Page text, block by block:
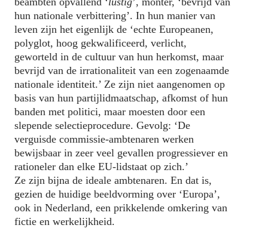
hun nationale verbittering’. In hun manier van
leven zijn het eigenlijk de ‘echte Europeanen,
polyglot, hoog gekwalificeerd, verlicht,
geworteld in de cultuur van hun herkomst, maar
bevrijd van de irrationaliteit van een zogenaamde
nationale identiteit.’ Ze zijn niet aangenomen op
basis van hun partijlidmaatschap, afkomst of hun
banden met politici, maar moesten door een
slepende selectieprocedure. Gevolg: ‘De
verguisde commissie-ambtenaren werken
bewijsbaar in zeer veel gevallen progressiever en
rationeler dan elke EU-lidstaat op zich.’
Ze zijn bijna de ideale ambtenaren. En dat is,
gezien de huidige beeldvorming over ‘Europa’,
ook in Nederland, een prikkelende omkering van
fictie en werkelijkheid.